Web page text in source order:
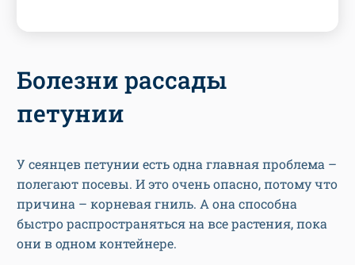
Болезни рассады
петунии
У сеянцев петунии есть одна главная проблема –
полегают посевы. И это очень опасно, потому что
причина – корневая гниль. А она способна
быстро распространяться на все растения, пока
они в одном контейнере.